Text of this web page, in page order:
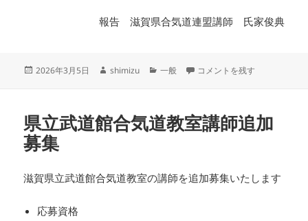
報告 滋賀県合気道連盟講師 氏家俊典
投
2026年3月5日
作
shimizu
カ
ー
一般 2025年度 県立武道館主催合
コメントを残す
県立武道館合気道教室講師追加
募集
滋賀県立武道館合気道教室の講師を追加募集いたします
応募資格